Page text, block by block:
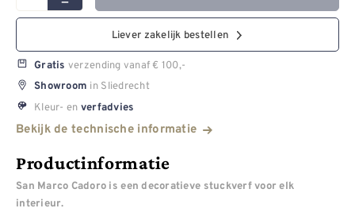
Liever zakelijk bestellen
Gratis verzending vanaf € 100,-
Showroom in Sliedrecht
Kleur- en verfadvies
Bekijk de technische informatie
Productinformatie
San Marco Cadoro is een decoratieve stuckverf voor elk
interieur.